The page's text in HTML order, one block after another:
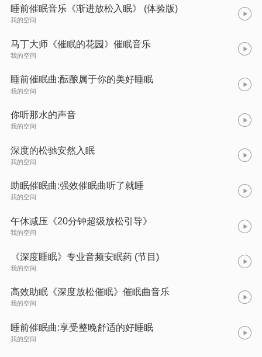
睡前催眠音乐《渐进放松入眠》 (体验版)
我的空间
马丁大师《催眠的花园》催眠音乐
我的空间
睡前催眠曲:酝酿属于你的美好睡眠
我的空间
你听那水的声音
我的空间
深度的松驰安然入眠
我的空间
助眠催眠曲:强效催眠曲听了就睡
我的空间
午休减压《20分钟超级放松引导》
我的空间
《深度睡眠》专业音频安眠药 (节目)
我的空间
高效助眠《深度放松催眠》催眠曲音乐
我的空间
睡前催眠曲:享受整晚舒适的好睡眠
我的空间